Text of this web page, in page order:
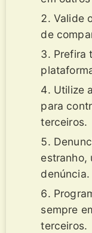
Valide
de
Prefira
Utilize
para
terceiros.
estranho,
denúncia.
sempre
terceiros.